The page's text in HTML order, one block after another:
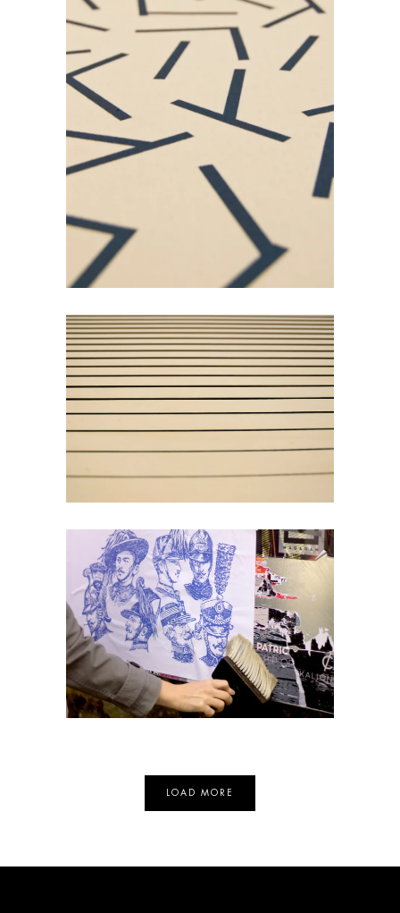
Loup Collection
Impression sur-mesure
Cuisine B&C
Remobilisation
Formation
LOAD MORE